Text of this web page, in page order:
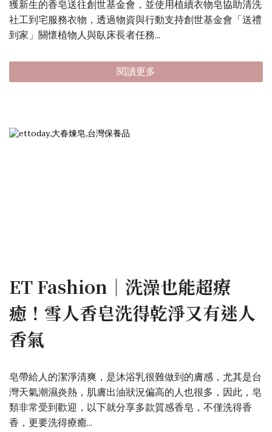
獲新生的香皂送往創世基金會，並使用植續衣物皂協助清洗
社工到宅服務衣物，透過物資與行動支持創世基金會「送禮
到家」關懷植物人與臥床長者任務...
閱讀更多
ET Fashion｜洗澡也能超療
癒！雪人香皂洗得乾淨又有迷人
香氣
皂帶給人的潔淨清爽，是沐浴乳很難做到的膚感，尤其是台
灣天氣潮濕炎熱，肌膚出油狀況偏高的人也很多，因此，皂
類非常受到歡迎，以下就分享多款質感香皂，不僅洗得香
香，更要洗得療癒...